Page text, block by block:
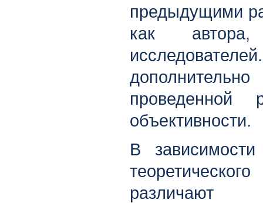
предыдущими
как
проведенной
объективности.
В
различают